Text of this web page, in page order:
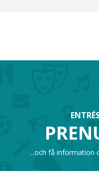
...och få information